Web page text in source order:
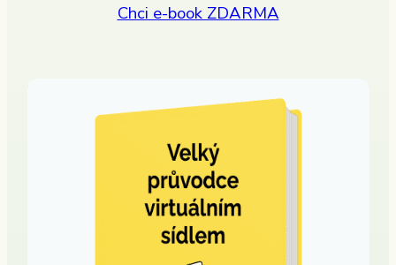
Chci e-book ZDARMA